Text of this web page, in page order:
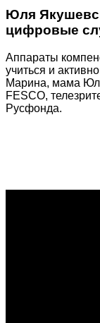
Юля
цифровые
Аппараты
учиться и
Марина, мама
FESCO,
Русфонда.